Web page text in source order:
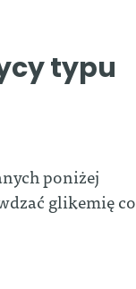
typu
poniżej
glikemię co